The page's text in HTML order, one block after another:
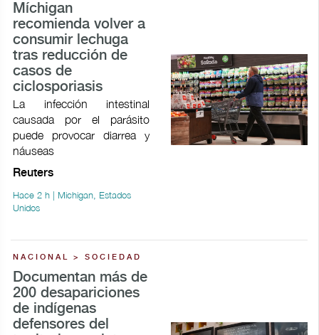
Míchigan
recomienda volver a
consumir lechuga
tras reducción de
casos de
ciclosporiasis
La infección intestinal
causada por el parásito
puede provocar ​diarrea y
náuseas
Reuters
Hace 2 h | Michigan, Estados
Unidos
NACIONAL > SOCIEDAD
Documentan más de
200 desapariciones
de indígenas
defensores del